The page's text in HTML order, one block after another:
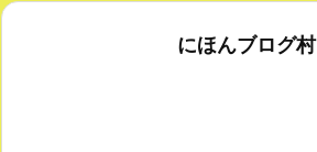
にほんブログ村